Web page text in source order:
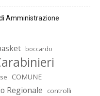
Amministrazione
boccardo
COMUNE
Regionale controlli